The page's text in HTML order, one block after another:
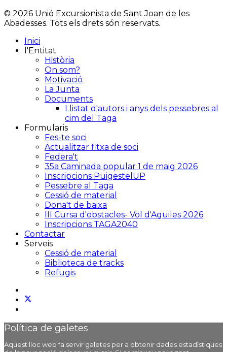
© 2026 Unió Excursionista de Sant Joan de les
Abadesses. Tots els drets són reservats.
Inici
l'Entitat
Història
On som?
Motivació
La Junta
Documents
Llistat d'autors i anys dels pessebres al
cim del Taga
Formularis
Fes-te soci
Actualitzar fitxa de soci
Federa't
35a Caminada popular 1 de maig 2026
Inscripcions PuigestelUP
Pessebre al Taga
Cessió de material
Dona't de baixa
III Cursa d'obstacles- Vol d'Aguiles 2026
Inscripcions TAGA2040
Contactar
Serveis
Cessió de material
Biblioteca de tracks
Refugis
Política de galetes
Aquest lloc web fa servir galetes per a obtenir dades estadístiques